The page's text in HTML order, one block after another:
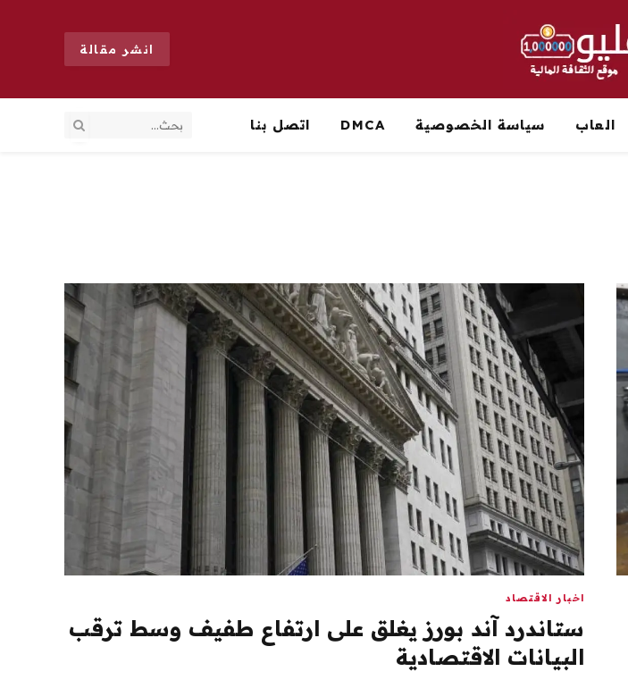
انشر مقالة
العاب سياسة الخصوصية DMCA اتصل بنا
اخبار الاقتصاد
ستاندرد آند بورز يغلق على ارتفاع طفيف وسط ترقب
البيانات الاقتصادية